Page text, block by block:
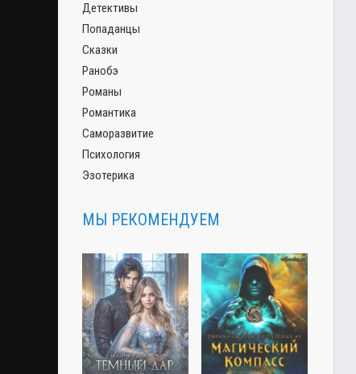
Детективы
Попаданцы
Сказки
Ранобэ
Романы
Романтика
Саморазвитие
Психология
Эзотерика
МЫ РЕКОМЕНДУЕМ